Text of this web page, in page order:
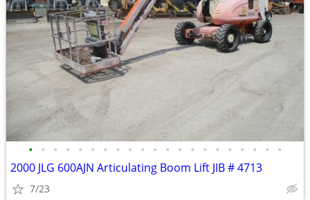
• • • • • • • • • • • • • • • • • • • • •
2000 JLG 600AJN Articulating Boom Lift JIB # 4713
7/23